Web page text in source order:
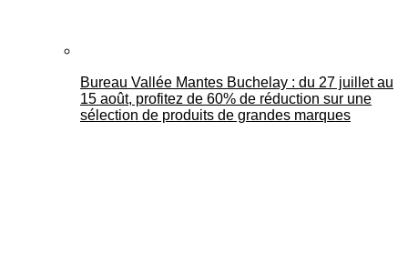
Bureau Vallée Mantes Buchelay : du 27 juillet au
15 août, profitez de 60% de réduction sur une
sélection de produits de grandes marques